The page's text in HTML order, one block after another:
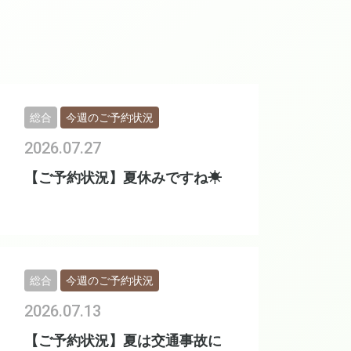
【ご予約状況】夏休みですね☀
2026.07.27
総合 今週のご予約状況
【ご予約状況】夏は交通事故に
2026.07.13
総合 今週のご予約状況